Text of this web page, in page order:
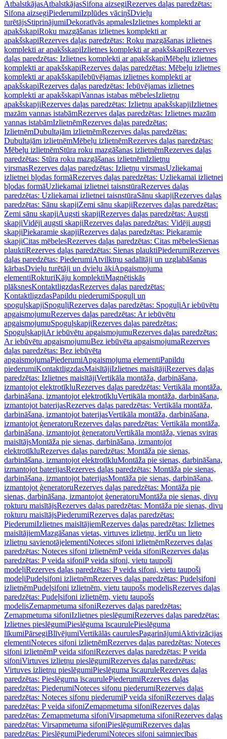
AtbalstkājasAtbalstkājasSifona aizsegiRezerves daļas paredzētas:
Sifona aizsegiPiederumiIzplūdes vāciņšDvieļu
turētājsStiprinājumiDekoratīvās apmalesIzlietnes komplekti ar
apakšskapiRoku mazgāšanas izlietnes komplekti ar
apakšskapiRezerves daļas paredzētas: Roku mazgāšanas izlietnes
komplekti ar apakšskapiIzlietnes komplekti ar apakšskapiRezerves
daļas paredzētas: Izlietnes komplekti ar apakšskapiMēbeļu izlietnes
komplekti ar apakšskapiRezerves daļas paredzētas: Mēbeļu izlietnes
komplekti ar apakšskapiIebūvējamas izlietnes komplekti ar
apakšskapiRezerves daļas paredzētas: Iebūvējamas izlietnes
komplekti ar apakšskapiVannas istabas mēbelesIzlietņu
apakšskapjiRezerves daļas paredzētas: Izlietņu apakšskapjiIzlietnes
mazām vannas istabāmRezerves daļas paredzētas: Izlietnes mazām
vannas istabāmIzlietnēmRezerves daļas paredzētas:
IzlietnēmDubultajām izlietnēmRezerves daļas paredzētas:
Dubultajām izlietnēmMēbeļu izlietnēmRezerves daļas paredzētas:
Mēbeļu izlietnēmStūra roku mazgāšanas izlietnēmRezerves daļas
paredzētas: Stūra roku mazgāšanas izlietnēmIzlietņu
virsmasRezerves daļas paredzētas: Izlietņu virsmasUzliekamai
izlietnei bļodas formāRezerves daļas paredzētas: Uzliekamai izlietnei
bļodas formāUzliekamai izlietnei taisnstūraRezerves daļas
paredzētas: Uzliekamai izlietnei taisnstūraSānu skapjiRezerves daļas
paredzētas: Sānu skapjiZemi sānu skapjiRezerves daļas paredzētas:
Zemi sānu skapjiAugsti skapjiRezerves daļas paredzētas: Augsti
skapjiVidēji augsti skapjiRezerves daļas paredzētas: Vidēji augsti
skapjiPiekaramie skapjiRezerves daļas paredzētas: Piekaramie
skapjiCitas mēbelesRezerves daļas paredzētas: Citas mēbelesSienas
plauktiRezerves daļas paredzētas: Sienas plauktiPiederumiRezerves
daļas paredzētas: PiederumiAtvilktņu sadalītāji un uzglabāšanas
kārbasDvieļu turētāji un dvieļu āķiApgaismojuma
elementiRokturiKāju komplektiMagnētiskās
plāksnesKontaktligzdasRezerves daļas paredzētas:
KontaktligzdasPapildu piederumiSpoguļi un
spoguļskapjiSpoguļiRezerves daļas paredzētas: SpoguļiAr iebūvētu
apgaismojumuRezerves daļas paredzētas: Ar iebūvētu
apgaismojumuSpoguļskapjiRezerves daļas paredzētas:
SpoguļskapjiAr iebūvētu apgaismojumuRezerves daļas paredzētas:
Ar iebūvētu apgaismojumuBez iebūvēta apgaismojumaRezerves
daļas paredzētas: Bez iebūvēta
apgaismojumaPiederumiApgaismojuma elementiPapildu
piederumiKontaktligzdasMaisītājiIzlietnes maisītājiRezerves daļas
paredzētas: Izlietnes maisītājiVertikāla montāža, darbināšana,
izmantojot elektrotīkluRezerves daļas paredzētas: Vertikāla montāža,
darbināšana, izmantojot elektrotīkluVertikāla montāža, darbināšana,
izmantojot baterijasRezerves daļas paredzētas: Vertikāla montāža,
darbināšana, izmantojot baterijasVertikāla montāža, darbināšana,
izmantojot ģeneratoruRezerves daļas paredzētas: Vertikāla montāža,
darbināšana, izmantojot ģeneratoruVertikāla montāža, vienas sviras
maisītājsMontāža pie sienas, darbināšana, izmantojot
elektrotīkluRezerves daļas paredzētas: Montāža pie sienas,
darbināšana, izmantojot elektrotīkluMontāža pie sienas, darbināšana,
izmantojot baterijasRezerves daļas paredzētas: Montāža pie sienas,
darbināšana, izmantojot baterijasMontāža pie sienas, darbināšana,
izmantojot ģeneratoruRezerves daļas paredzētas: Montāža pie
sienas, darbināšana, izmantojot ģeneratoruMontāža pie sienas, divu
rokturu maisītājsRezerves daļas paredzētas: Montāža pie sienas, divu
rokturu maisītājsPiederumiRezerves daļas paredzētas:
PiederumiIzlietnes maisītājiemRezerves daļas paredzētas: Izlietnes
maisītājiemMazgāšanas vietas, virtuves izlietņu, ierīču un lieto
izlietņu savienotājelementiNoteces sifoni izlietnēmRezerves daļas
paredzētas: Noteces sifoni izlietnēmP veida sifoniRezerves daļas
paredzētas: P veida sifoniP veida sifoni, vietu taupoši
modeļiRezerves daļas paredzētas: P veida sifoni, vietu taupoši
modeļiPudeļsifoni izlietnēmRezerves daļas paredzētas: Pudeļsifoni
izlietnēmPudeļsifoni izlietnēm, vietu taupošs modelisRezerves daļas
paredzētas: Pudeļsifoni izlietnēm, vietu taupošs
modelisZemapmetuma sifoniRezerves daļas paredzētas:
Zemapmetuma sifoniIzlietnes pieslēgumiRezerves daļas paredzētas:
Izlietnes pieslēgumiPieslēguma īscaurulePieslēguma
līkumiPārsegiBlīvējumiVertikālās caurulesPagarinājumiAktivizācijas
elementiNoteces sifoni izlietnēmRezerves daļas paredzētas: Noteces
sifoni izlietnēmP veida sifoniRezerves daļas paredzētas: P veida
sifoniVirtuves izlietņu pieslēgumiRezerves daļas paredzētas:
Virtuves izlietņu pieslēgumiPieslēguma īscauruleRezerves daļas
paredzētas: Pieslēguma īscaurulePiederumiRezerves daļas
paredzētas: PiederumiNoteces sifonu piederumiRezerves daļas
paredzētas: Noteces sifonu piederumiP veida sifoniRezerves daļas
paredzētas: P veida sifoniZemapmetuma sifoniRezerves daļas
paredzētas: Zemapmetuma sifoniVirsapmetuma sifoniRezerves daļas
paredzētas: Virsapmetuma sifoniPieslēgumiRezerves daļas
paredzētas: PieslēgumiPiederumiNoteces sifoni saimniecības